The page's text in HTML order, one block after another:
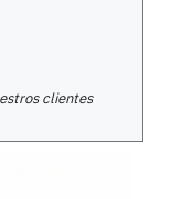
clientes